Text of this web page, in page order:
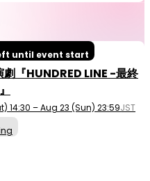
until event start
劇『HUNDRED LINE -最終
14:30 – Aug 23 (Sun) 23:59JST